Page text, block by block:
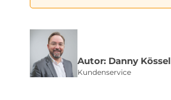
Autor: Danny Kössel
Kundenservice